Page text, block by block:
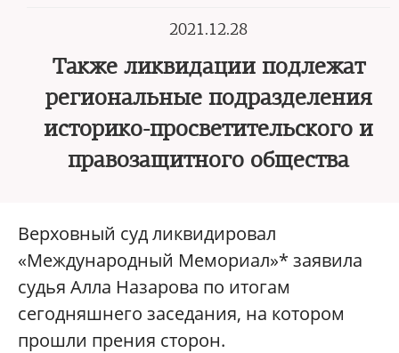
2021.12.28
Также ликвидации подлежат
региональные подразделения
историко-просветительского и
правозащитного общества
Верховный суд ликвидировал
«Международный Мемориал»* заявила
судья Алла Назарова по итогам
сегодняшнего заседания, на котором
прошли прения сторон.